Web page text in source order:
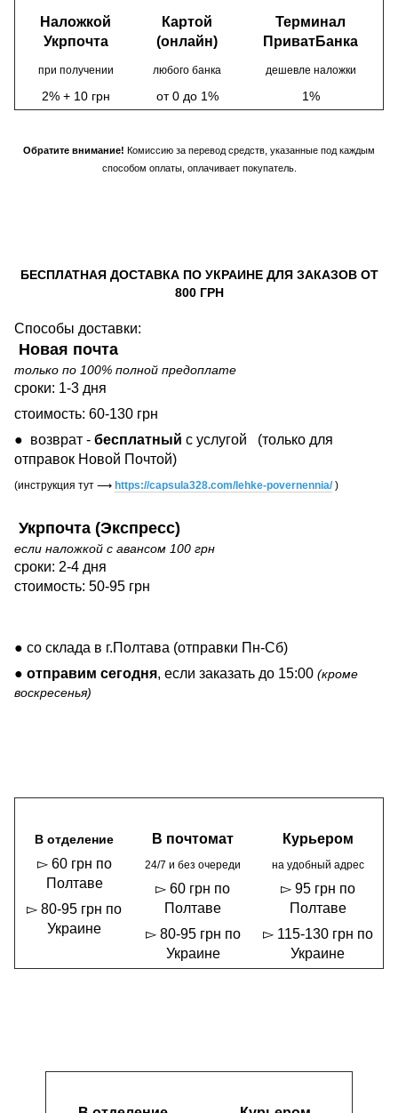
Наложкой
Укрпочта
Картой
(онлайн)
Терминал
ПриватБанка
при получении любого банка дешевле наложки
2% + 10 грн от 0 до 1% 1%
Обратите внимание! Комиссию за перевод средств, указанные под каждым
способом оплаты, оплачивает покупатель.
БЕСПЛАТНАЯ ДОСТАВКА ПО УКРАИНЕ ДЛЯ ЗАКАЗОВ ОТ
800 ГРН
Способы доставки:
Новая почта
только по 100% полной предоплате
сроки: 1-3 дня
стоимость: 60-130 грн
● возврат - бесплатный с услугой
(только для
отправок Новой Почтой)
(инструкция тут ⟶ https://capsula328.com/lehke-povernennia/)
Укрпочта (Экспресс)
если наложкой с авансом 100 грн
сроки: 2-4 дня
стоимость: 50-95 грн
● со склада в г.Полтава (отправки Пн-Сб)
● отправим сегодня, если заказать до 15:00 (кроме
воскресенья)
В отделение
▻ 60 грн по
Полтаве
▻ 80-95 грн по
Украине
В почтомат
24/7 и без очереди
▻ 60 грн по
Полтаве
▻ 80-95 грн по
Украине
Курьером
на удобный адрес
▻ 95 грн по
Полтаве
▻ 115-130 грн по
Украине